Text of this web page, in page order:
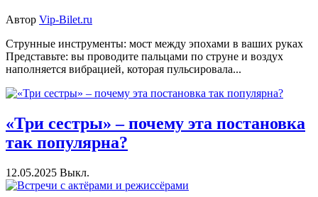
Автор Vip-Bilet.ru
Струнные инструменты: мост между эпохами в ваших руках
Представьте: вы проводите пальцами по струне и воздух
наполняется вибрацией, которая пульсировала...
«Три сестры» – почему эта постановка
так популярна?
12.05.2025 Выкл.